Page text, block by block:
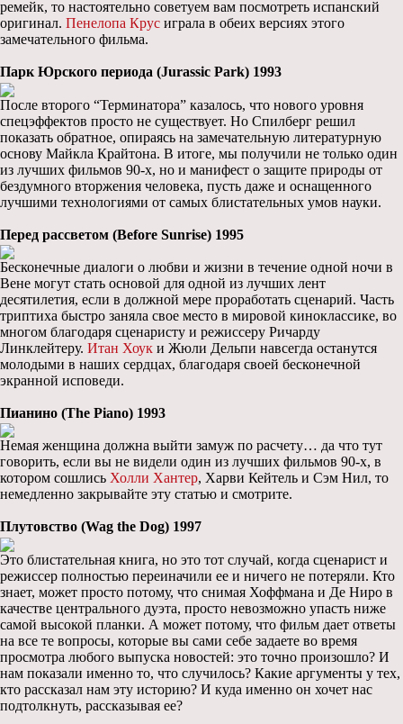
ремейк, то настоятельно советуем вам посмотреть испанский
оригинал. Пенелопа Крус играла в обеих версиях этого
замечательного фильма.
Парк Юрского периода (Jurassic Park) 1993
После второго “Терминатора” казалось, что нового уровня
спецэффектов просто не существует. Но Спилберг решил
показать обратное, опираясь на замечательную литературную
основу Майкла Крайтона. В итоге, мы получили не только один
из лучших фильмов 90-х, но и манифест о защите природы от
бездумного вторжения человека, пусть даже и оснащенного
лучшими технологиями от самых блистательных умов науки.
Перед рассветом (Before Sunrise) 1995
Бесконечные диалоги о любви и жизни в течение одной ночи в
Вене могут стать основой для одной из лучших лент
десятилетия, если в должной мере проработать сценарий. Часть
триптиха быстро заняла свое место в мировой киноклассике, во
многом благодаря сценаристу и режиссеру Ричарду
Линклейтеру. Итан Хоук и Жюли Дельпи навсегда останутся
молодыми в наших сердцах, благодаря своей бесконечной
экранной исповеди.
Пианино (The Piano) 1993
Немая женщина должна выйти замуж по расчету… да что тут
говорить, если вы не видели один из лучших фильмов 90-х, в
котором сошлись Холли Хантер, Харви Кейтель и Сэм Нил, то
немедленно закрывайте эту статью и смотрите.
Плутовство (Wag the Dog) 1997
Это блистательная книга, но это тот случай, когда сценарист и
режиссер полностью переиначили ее и ничего не потеряли. Кто
знает, может просто потому, что снимая Хоффмана и Де Ниро в
качестве центрального дуэта, просто невозможно упасть ниже
самой высокой планки. А может потому, что фильм дает ответы
на все те вопросы, которые вы сами себе задаете во время
просмотра любого выпуска новостей: это точно произошло? И
нам показали именно то, что случилось? Какие аргументы у тех,
кто рассказал нам эту историю? И куда именно он хочет нас
подтолкнуть, рассказывая ее?